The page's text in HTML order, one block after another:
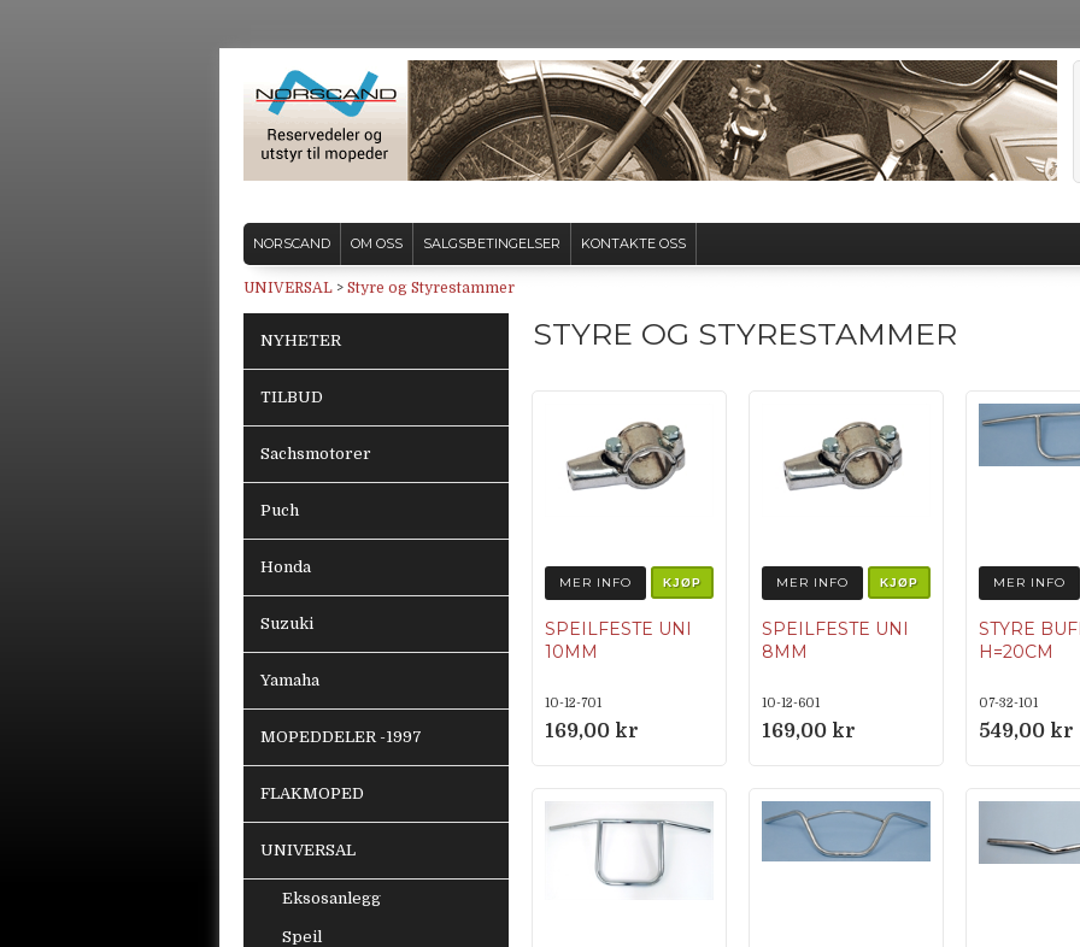
NORSCAND OM OSS SALGSBETINGELSER KONTAKTE OSS
UNIVERSAL > Styre og Styrestammer
NYHETER
TILBUD
Sachsmotorer
Puch
Honda
Suzuki
Yamaha
MOPEDDELER -1997
FLAKMOPED
UNIVERSAL
Eksosanlegg
Speil
STYRE OG STYRESTAMMER
MER INFO KJØP
SPEILFESTE UNI
10MM
10-12-701
169,00 kr
MER INFO KJØP
SPEILFESTE UNI
8MM
10-12-601
169,00 kr
MER INFO
STYRE
H=20CM
07-32-101
549,00 kr